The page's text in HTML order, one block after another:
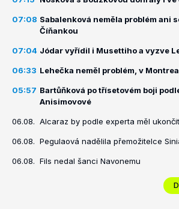
07:08 Sabalenková neměla problém ani
Číňankou
07:04 Jódar vyřídil i Musettiho a vyzve
06:33 Lehečka neměl problém, v
05:57 Bartůňková po třísetovém boji
Anisimovové
06.08. Alcaraz by podle experta měl
06.08. Pegulaová nadělila přemožitelce
06.08. Fils nedal šanci Navonemu